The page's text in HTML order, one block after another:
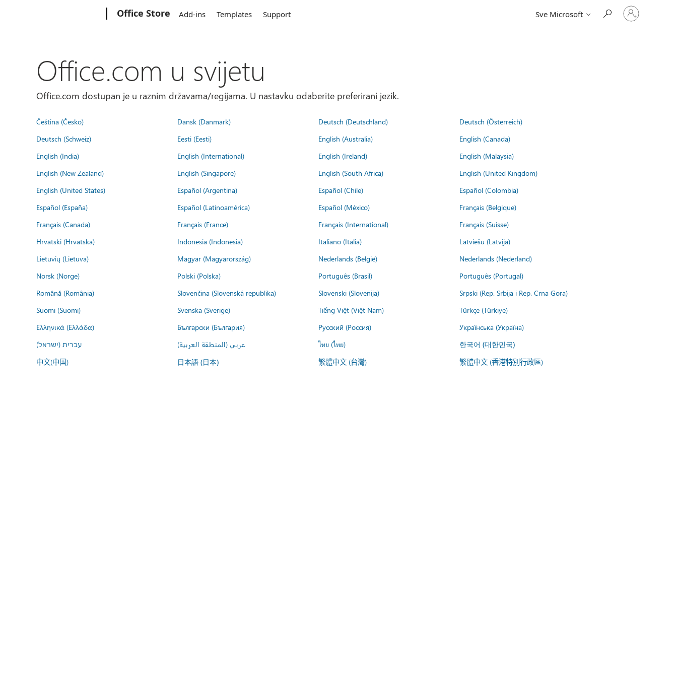
Office Store Add-ins Templates Support Sve Microsoft
Prijavite
se
Office.com u svijetu
Office.com dostupan je u raznim državama/regijama. U nastavku odaberite preferirani jezik.
Čeština (Česko) Dansk (Danmark) Deutsch (Deutschland)
Deutsch (Österreich)
Deutsch (Schweiz)
Eesti (Eesti) English (Australia)
English (Canada)
English (India)
English (International) English (Ireland)
English (Malaysia)
English (New Zealand)
English (Singapore) English (South Africa)
English (United Kingdom)
English (United States)
Español (Argentina) Español (Chile)
Español (Colombia)
Español (España)
Español (Latinoamérica) Español (México)
Français (Belgique)
Français (Canada)
Français (France) Français (International)
Français (Suisse)
Hrvatski (Hrvatska)
Indonesia (Indonesia) Italiano (Italia)
Latviešu (Latvija)
Lietuvių (Lietuva)
Magyar (Magyarország) Nederlands (België)
Nederlands (Nederland)
Norsk (Norge)
Polski (Polska) Português (Brasil)
Português (Portugal)
Română (România)
Slovenčina (Slovenská republika) Slovenski (Slovenija)
Srpski (Rep. Srbija i Rep. Crna Gora)
Suomi (Suomi)
Svenska (Sverige) Tiếng Việt (Việt Nam)
Türkçe (Türkiye)
Ελληνικά (Ελλάδα)
Български (България) Русский (Россия)
Українська (Україна)
עברית (ישראל)
عربي (المنطقة العربية) ไทย (ไทย) 한국어 (대한민국)
中文(中国) 日本語 (日本) 繁體中文 (台灣) 繁體中文 (香港特別行政區)